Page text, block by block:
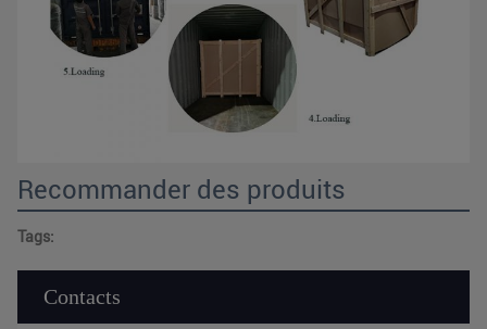
Contacts
Recommander des produits
Tags: